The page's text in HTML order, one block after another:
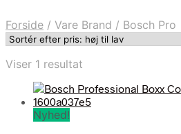
Forside / Vare Brand / Bosch Pro
Viser 1 resultat
Nyhed!